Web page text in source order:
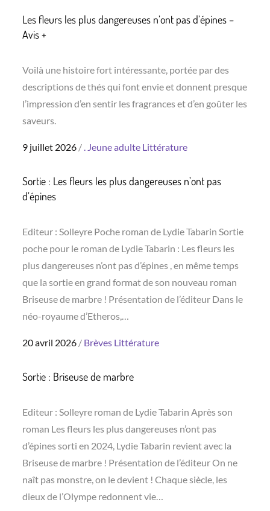
Les fleurs les plus dangereuses n’ont pas d’épines –
Avis +
Voilà une histoire fort intéressante, portée par des
descriptions de thés qui font envie et donnent presque
l’impression d’en sentir les fragrances et d’en goûter les
saveurs.
Posted
9 juillet 2026 . Jeune adulte Littérature
Sortie : Les fleurs les plus dangereuses n’ont pas
d’épines
Editeur : Solleyre Poche roman de Lydie Tabarin Sortie
poche pour le roman de Lydie Tabarin : Les fleurs les
plus dangereuses n’ont pas d’épines , en même temps
que la sortie en grand format de son nouveau roman
Briseuse de marbre ! Présentation de l’éditeur Dans le
néo-royaume d’Etheros,…
Posted
20 avril 2026 Brèves Littérature
Sortie : Briseuse de marbre
Editeur : Solleyre roman de Lydie Tabarin Après son
roman Les fleurs les plus dangereuses n’ont pas
d’épines sorti en 2024, Lydie Tabarin revient avec la
Briseuse de marbre ! Présentation de l’éditeur On ne
naît pas monstre, on le devient ! Chaque siècle, les
dieux de l’Olympe redonnent vie…